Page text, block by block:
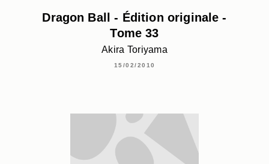
Dragon Ball - Édition originale -
Tome 33
Akira Toriyama
15/02/2010